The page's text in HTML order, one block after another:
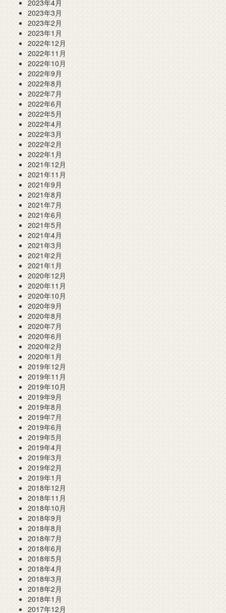
2023年4月
2023年3月
2023年2月
2023年1月
2022年12月
2022年11月
2022年10月
2022年9月
2022年8月
2022年7月
2022年6月
2022年5月
2022年4月
2022年3月
2022年2月
2022年1月
2021年12月
2021年11月
2021年9月
2021年8月
2021年7月
2021年6月
2021年5月
2021年4月
2021年3月
2021年2月
2021年1月
2020年12月
2020年11月
2020年10月
2020年9月
2020年8月
2020年7月
2020年6月
2020年2月
2020年1月
2019年12月
2019年11月
2019年10月
2019年9月
2019年8月
2019年7月
2019年6月
2019年5月
2019年4月
2019年3月
2019年2月
2019年1月
2018年12月
2018年11月
2018年10月
2018年9月
2018年8月
2018年7月
2018年6月
2018年5月
2018年4月
2018年3月
2018年2月
2018年1月
2017年12月